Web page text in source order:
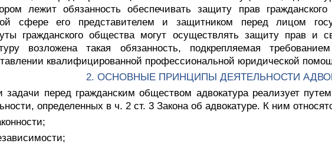
лежит обязанность обеспечивать защиту прав
сфере его представителем и защитником перед лицом
гражданского общества могут осуществлять защиту прав и
возложена такая обязанность, подкрепляемая
квалифицированной профессиональной юридической
2. ОСНОВНЫЕ ПРИНЦИПЫ ДЕЯТЕЛЬНОСТИ
задачи перед гражданским обществом адвокатура реализует
определенных в ч. 2 ст. 3 Закона об адвокатуре. К ним